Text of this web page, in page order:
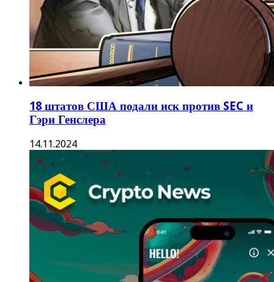
18 штатов США подали иск против SEC и
Гэри Генслера
14.11.2024